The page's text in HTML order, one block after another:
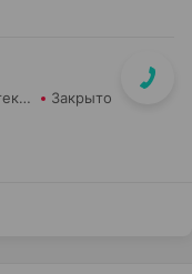
Столичная Аптека СП Самбест ООО Аптека №3 Закрыто